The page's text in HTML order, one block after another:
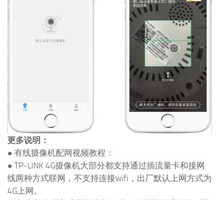
更多说明：
● 有线摄像机配网视频教程：
● TP-LINK 4G摄像机大部分都支持通过插流量卡和接网
线两种方式联网，不支持连接wifi，出厂默认上网方式为
4G上网。